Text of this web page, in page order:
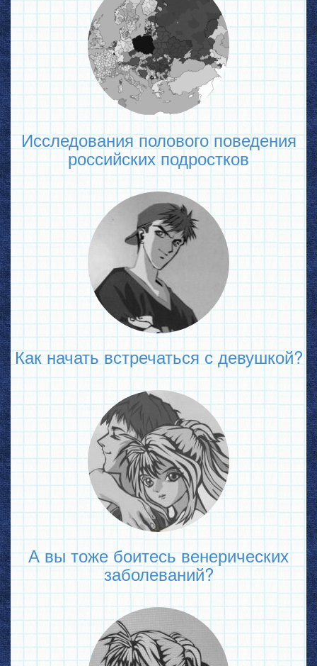
Исследования полового поведения
российских подростков
Как начать встречаться с девушкой?
А вы тоже боитесь венерических
заболеваний?